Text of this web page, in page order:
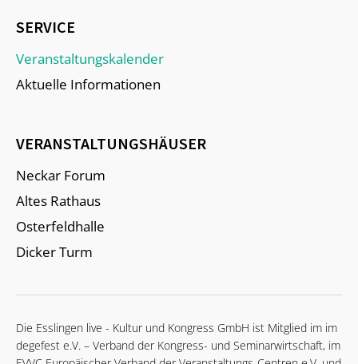
SERVICE
Veranstaltungskalender
Aktuelle Informationen
VERANSTALTUNGSHÄUSER
Neckar Forum
Altes Rathaus
Osterfeldhalle
Dicker Turm
Die Esslingen live - Kultur und Kongress GmbH ist Mitglied im im
degefest e.V. – Verband der Kongress- und Seminarwirtschaft, im